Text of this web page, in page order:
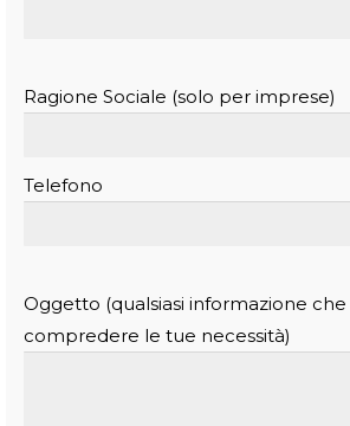
Ragione Sociale (solo per imprese)
Telefono
Oggetto (qualsiasi informazione che
compredere le tue necessità)